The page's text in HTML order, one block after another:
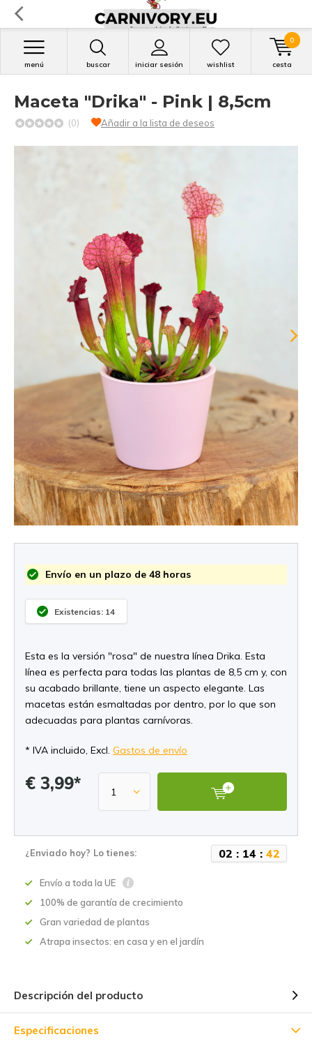
buscar iniciar sesión
menú wishlist cesta
0
Maceta "Drika" - Pink | 8,5cm
(0) Añadir a la lista de deseos
Envío en un plazo de 48 horas
Existencias: 14
Esta es la versión "rosa" de nuestra línea Drika. Esta
línea es perfecta para todas las plantas de 8,5 cm y, con
su acabado brillante, tiene un aspecto elegante. Las
macetas están esmaltadas por dentro, por lo que son
adecuadas para plantas carnívoras.
* IVA incluido, Excl. Gastos de envío
€ 3,99*
¿Enviado hoy? Lo tienes: 02 : 14 : 42
Envío a toda la UE
100% de garantía de crecimiento
Gran variedad de plantas
Atrapa insectos: en casa y en el jardín
Descripción del producto
Especificaciones